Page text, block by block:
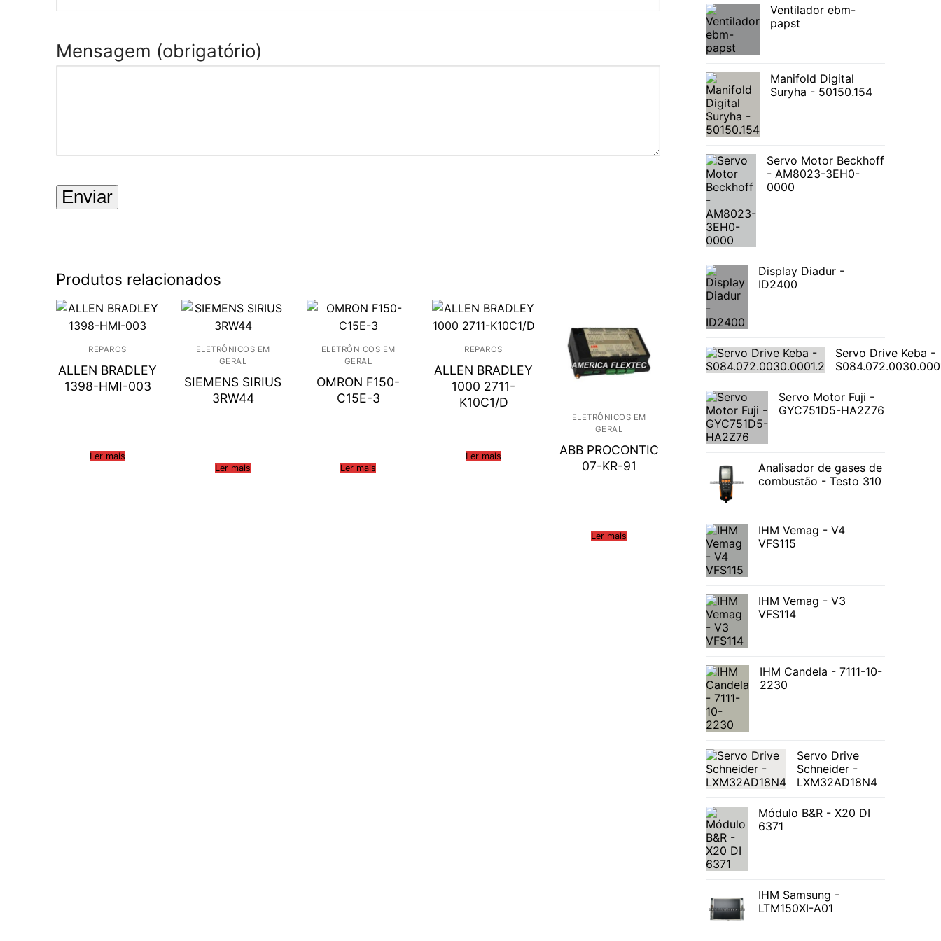
Mensagem (obrigatório)
Produtos relacionados
REPAROS
ALLEN BRADLEY
1398-HMI-003
Ler mais
ELETRÔNICOS EM
GERAL
SIEMENS SIRIUS
3RW44
Ler mais
ELETRÔNICOS EM
GERAL
OMRON F150-
C15E-3
Ler mais
REPAROS
ALLEN BRADLEY
1000 2711-
K10C1/D
Ler mais
ELETRÔNICOS EM
GERAL
ABB PROCONTIC
07-KR-91
Ler mais
Ventilador ebm-
papst
Manifold Digital
Suryha - 50150.154
Servo Motor Beckhoff
- AM8023-3EH0-
0000
Display Diadur -
ID2400
Servo Drive Keba -
Servo Motor Fuji -
GYC751D5-HA2Z76
Analisador de gases de
combustão - Testo 310
IHM Vemag - V4
VFS115
IHM Vemag - V3
VFS114
IHM Candela - 7111-10-
2230
Servo Drive
Schneider -
LXM32AD18N4
Módulo B&R - X20 DI
6371
IHM Samsung -
LTM150XI-A01